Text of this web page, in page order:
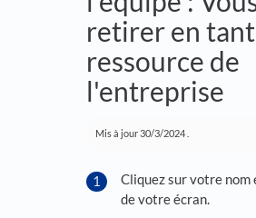
retirer en
ressource de
l'entreprise
Mis à jour30/3/2024
Cliquez sur votre nom
de votre écran.